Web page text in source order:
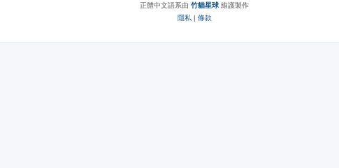
正體中文語系由 竹貓星球 維護製作
隱私 | 條款